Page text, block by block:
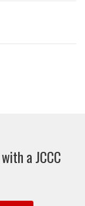
a JCCC